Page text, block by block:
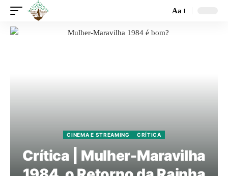
Aa
CINEMA E STREAMING CRÍTICA
Crítica | Mulher-Maravilha